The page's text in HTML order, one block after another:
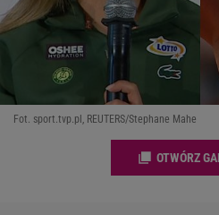
Fot. sport.tvp.pl, REUTERS/Stephane Mahe
OTWÓRZ